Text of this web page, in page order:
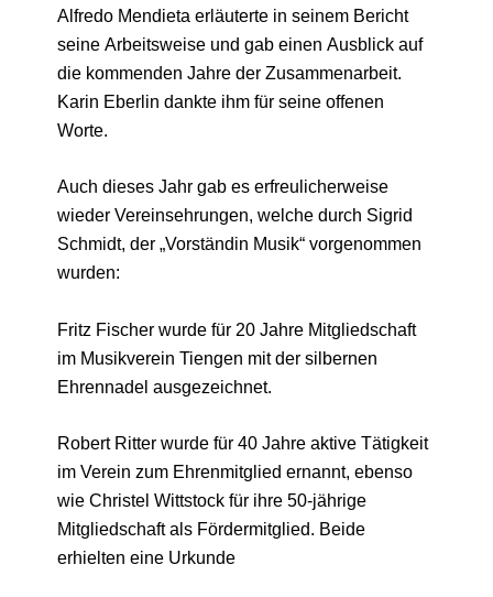
Alfredo Mendieta erläuterte in seinem Bericht
seine Arbeitsweise und gab einen Ausblick auf
die kommenden Jahre der Zusammenarbeit.
Karin Eberlin dankte ihm für seine offenen
Worte.
Auch dieses Jahr gab es erfreulicherweise
wieder Vereinsehrungen, welche durch Sigrid
Schmidt, der „Vorständin Musik“ vorgenommen
wurden:
Fritz Fischer wurde für 20 Jahre Mitgliedschaft
im Musikverein Tiengen mit der silbernen
Ehrennadel ausgezeichnet.
Robert Ritter wurde für 40 Jahre aktive Tätigkeit
im Verein zum Ehrenmitglied ernannt, ebenso
wie Christel Wittstock für ihre 50-jährige
Mitgliedschaft als Fördermitglied. Beide
erhielten eine Urkunde